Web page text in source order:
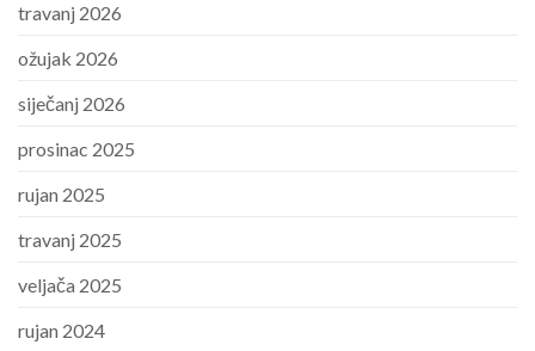
travanj 2026
ožujak 2026
siječanj 2026
prosinac 2025
rujan 2025
travanj 2025
veljača 2025
rujan 2024